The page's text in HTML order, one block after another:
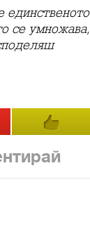
единственото
се умножава,